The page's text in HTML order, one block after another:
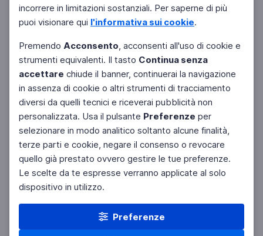
incorrere in limitazioni sostanziali. Per saperne di più
puoi visionare qui l'informativa sui cookie.
Premendo Acconsento, acconsenti all'uso di cookie e
strumenti equivalenti. Il tasto Continua senza
accettare chiude il banner, continuerai la navigazione
in assenza di cookie o altri strumenti di tracciamento
diversi da quelli tecnici e riceverai pubblicità non
personalizzata. Usa il pulsante Preferenze per
selezionare in modo analitico soltanto alcune finalità,
terze parti e cookie, negare il consenso o revocare
quello già prestato ovvero gestire le tue preferenze.
Le scelte da te espresse verranno applicate al solo
dispositivo in utilizzo.
Preferenze
Facebook Twitter Instagram